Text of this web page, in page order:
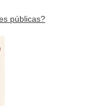
públicas?